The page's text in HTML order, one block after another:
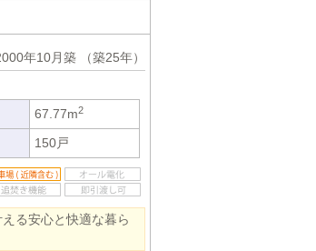
年10月築
（築25年）
67.77m2
150戸
る安心と快適な暮ら